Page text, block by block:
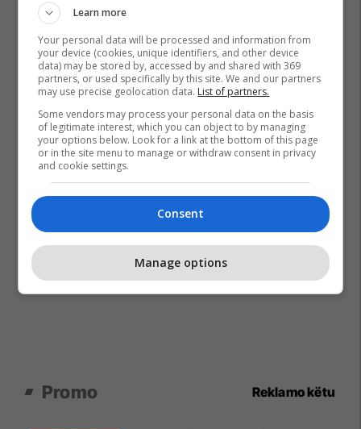
Promo Reklamo këtu
Learn more
Your personal data will be processed and information from
your device (cookies, unique identifiers, and other device
data) may be stored by, accessed by and shared with 369
partners, or used specifically by this site. We and our partners
may use precise geolocation data. List of partners.
Some vendors may process your personal data on the basis
of legitimate interest, which you can object to by managing
your options below. Look for a link at the bottom of this page
or in the site menu to manage or withdraw consent in privacy
and cookie settings.
Consent
Manage options